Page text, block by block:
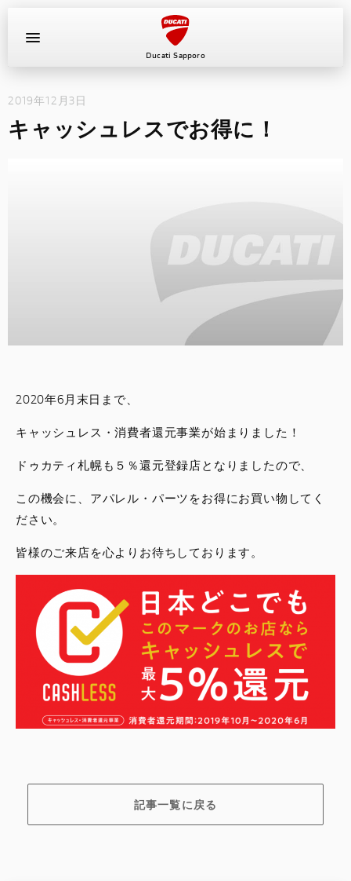
Ducati Sapporo
イベント
スタッフ
DUCATI OWNER’S CLUB
アパレル
コンフィギュレーター
お支払いシミュレーション
お問合せ
2019年12月3日
キャッシュレスでお得に！
2020年6月末日まで、
キャッシュレス・消費者還元事業が始まりました！
ドゥカティ札幌も５％還元登録店となりましたので、
この機会に、アパレル・パーツをお得にお買い物してく
ださい。
皆様のご来店を心よりお待ちしております。
記事一覧に戻る